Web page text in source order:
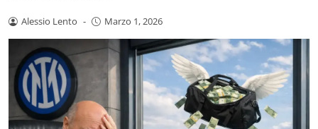
Alessio Lento - Marzo 1, 2026